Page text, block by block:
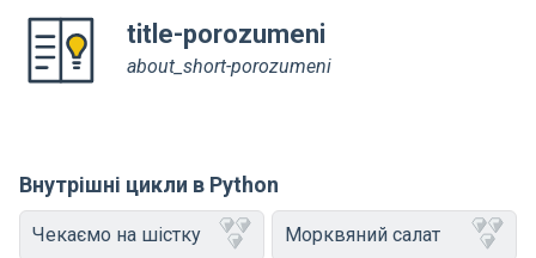
title-porozumeni
about_short-porozumeni
Внутрішні цикли в Python
Чекаємо на шістку Морквяний салат